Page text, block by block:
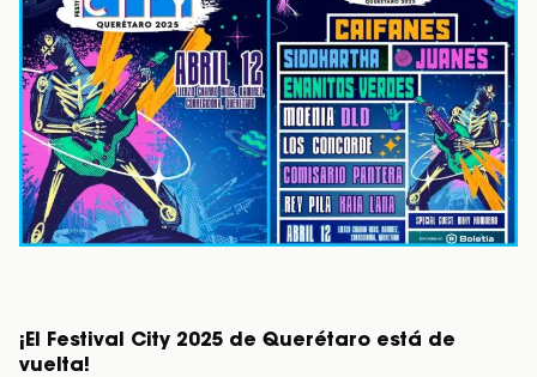
¡El Festival City 2025 de Querétaro está de
vuelta!